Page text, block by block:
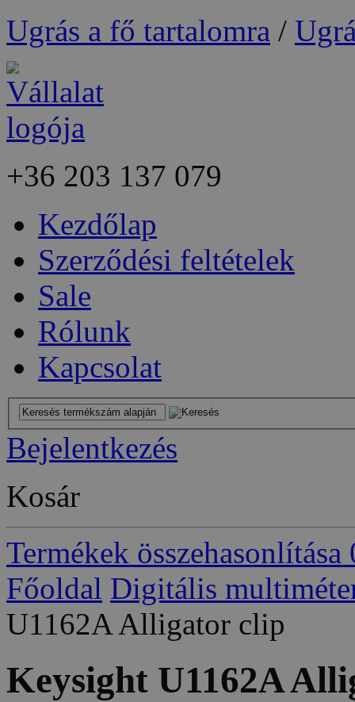
Ugrás a fő tartalomra /
+36 203 137 079
Kezdőlap
Szerződési feltételek
Sale
Rólunk
Kapcsolat
Bejelentkezés
Kosár
Termékek összehasonlítása
Főoldal Digitális
U1162A Alligator clip
Keysight U1162A